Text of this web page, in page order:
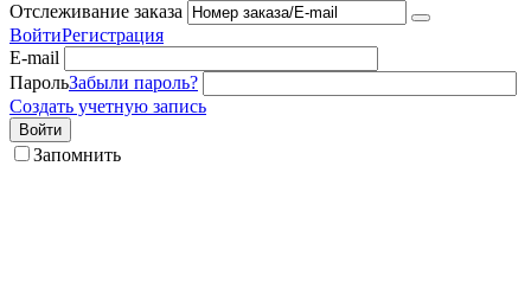
Отслеживание заказа
ВойтиРегистрация
E-mail
ПарольЗабыли пароль?
Создать учетную запись
Войти
Запомнить